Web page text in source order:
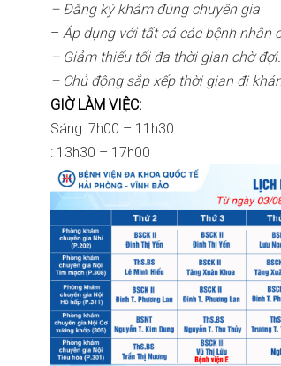
– Đăng ký khám đúng chuyên gia
– Áp dụng với tất cả các bệnh nhân
– Giảm thiểu tối đa thời gian chờ đợi.
– Chủ động sắp xếp thời gian đi
GIỜ LÀM VIỆC:
Sáng: 7h00 – 11h30
: 13h30 – 17h00